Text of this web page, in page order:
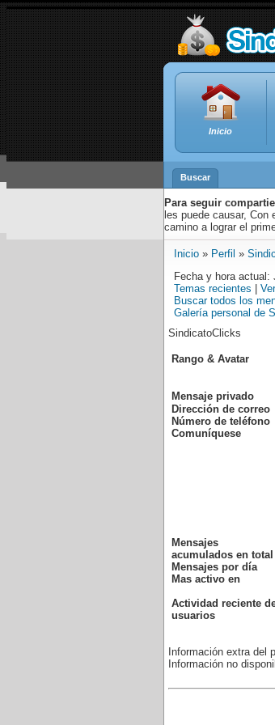
Inicio
Buscar
Para seguir
les puede causar,
camino a lograr el
Inicio » Perfil »
Fecha y hora actual:
Temas recientes
Buscar todos los
Galería personal de
SindicatoClicks
Rango & Avatar
Mensaje privado
Dirección de correo
Número de teléfono
Comuníquese
Mensajes
acumulados en total
Mensajes por día
Mas activo en
Actividad reciente
usuarios
Información extra del
Información no